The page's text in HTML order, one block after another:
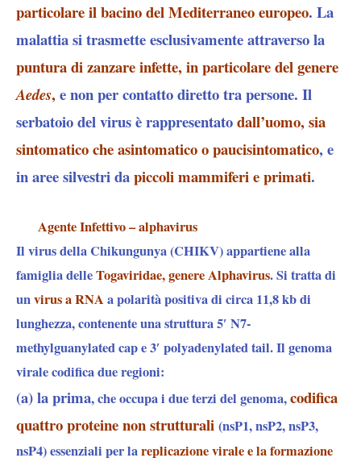
particolare il bacino del Mediterraneo europeo. La
malattia si trasmette esclusivamente attraverso la
puntura di zanzare infette, in particolare del genere
Aedes,enon per contatto diretto tra persone. Il
serbatoio del virus è rappresentatodall’uomo, sia
sintomatico che asintomatico o paucisintomatico, e
in aree silvestri dapiccoli mammiferi e primati.​
Agente Infettivo – alphavirus
Il virus della Chikungunya (CHIKV) appartiene alla
famiglia delleTogaviridae, genere Alphavirus. Si tratta di
unvirus a RNAa polarità positiva di circa 11,8 kb di
lunghezza, contenente una struttura 5′ N7-
methylguanylated cap e 3′ polyadenylated tail.Il genoma
virale codifica due regioni:
(a) la prima, che occupa i due terzi del genoma,codifica
quattro proteine non strutturali (nsP1, nsP2, nsP3,
nsP4) essenziali per lareplicazione virale e la formazione